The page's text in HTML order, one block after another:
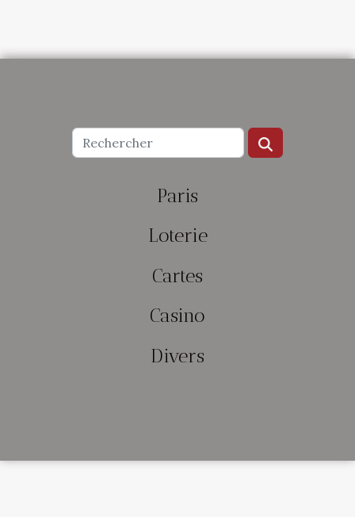
Paris
Loterie
Cartes
Casino
Divers